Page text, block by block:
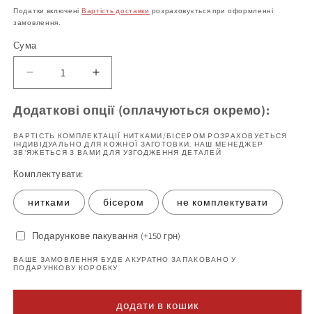
ціна
Податки включені Вартість доставки розраховується при оформленні
замовлення.
Сума
Зменшіть
кількість
Рушник
на
Спаса
7
для
вишивання)
Збільшити
кількість
продукту
Рушник
на
Спаса
для
вишивання)
Додаткові опції (оплачуються окремо):
ВАРТІСТЬ КОМПЛЕКТАЦІЇ НИТКАМИ/БІСЕРОМ РОЗРАХОВУЄТЬСЯ
ІНДИВІДУАЛЬНО ДЛЯ КОЖНОЇ ЗАГОТОВКИ. НАШ МЕНЕДЖЕР
ЗВ'ЯЖЕТЬСЯ З ВАМИ ДЛЯ УЗГОДЖЕННЯ ДЕТАЛЕЙ
Комплектувати:
нитками бісером не комплектувати
Подарункове пакування (+150 грн)
ВАШЕ ЗАМОВЛЕННЯ БУДЕ АКУРАТНО ЗАПАКОВАНО У
ПОДАРУНКОВУ КОРОБКУ
додати в кошик